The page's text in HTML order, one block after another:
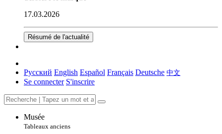
17.03.2026
Résumé de l'actualité
Русский English Español Français Deutsche 中文
Se connecter S'inscrire
Musée
Tableaux anciens